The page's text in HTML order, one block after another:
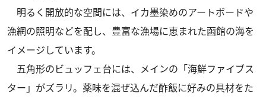
明るく開放的な空間には、イカ墨染めのアートボードや
漁網の照明などを配し、豊富な漁場に恵まれた函館の海を
イメージしています。
五角形のビュッフェ台には、メインの「海鮮ファイブス
ター」がズラリ。薬味を混ぜ込んだ酢飯に好みの具材をた